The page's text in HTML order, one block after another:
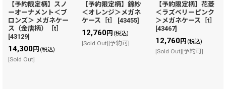
【予約限定柄】スノ
ーオーナメント＜ブ
ロンズ＞ メガネケー
ス（金唐柄）［t］
[43129]
14,300円 (税込)
[Sold Out]
【予約限定柄】錦紗
＜オレンジ＞メガネ
ケース［t］
[43455]
12,760円 (税込)
[Sold Out][予約可]
【予約限定柄】花菱
＜ラズベリーピンク
＞メガネケース［t］
[43467]
12,760円 (税込)
[Sold Out][予約可]